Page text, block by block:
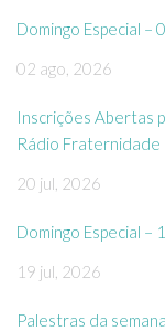
Domingo Especial
02 ago, 2026
Inscrições Abertas
Rádio Fraternidade
20 jul, 2026
Domingo Especial –
19 jul, 2026
Palestras da